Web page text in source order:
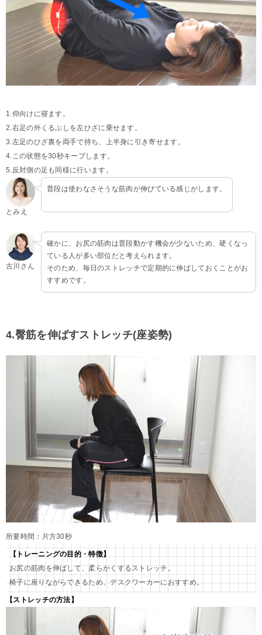
1.仰向けに寝ます。
2.右足の外くるぶしを左ひざに乗せます。
3.左足のひざ裏を両手で持ち、上半身に引き寄せます。
4.この状態を30秒キープします。
5.反対側の足も同様に行います。
とみえ
普段は使わなさそうな筋肉が伸びている感じがします。
古川さん
確かに、お尻の筋肉は普段動かす機会が少ないため、硬くなっ
ている人が多い部位だと考えられます。
そのため、毎日のストレッチで定期的に伸ばしておくことがお
すすめです。
4.臀筋を伸ばすストレッチ(座姿勢)
所要時間：片方30秒
【トレーニングの目的・特徴】
お尻の筋肉を伸ばして、柔らかくするストレッチ。
椅子に座りながらできるため、デスクワーカーにおすすめ。
【ストレッチの方法】